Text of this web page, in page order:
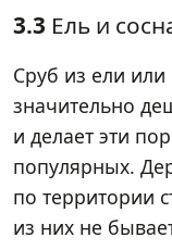
3.3 Ель и
Сруб из ели или
значительно
и делает эти
популярных.
по территории
из них не